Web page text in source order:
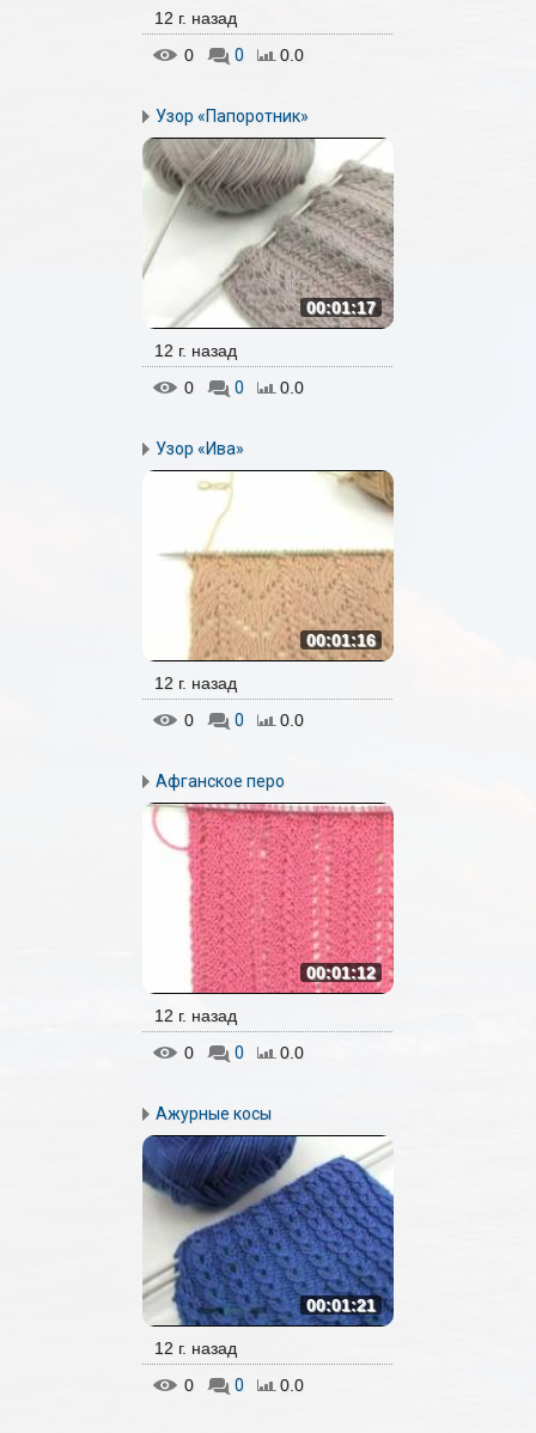
12 г. назад
0
0 0.0
Узор «Папоротник»
00:01:17
12 г. назад
0
0 0.0
Узор «Ива»
00:01:16
12 г. назад
0
0 0.0
Афганское перо
00:01:12
12 г. назад
0
0 0.0
Ажурные косы
00:01:21
12 г. назад
0
0 0.0